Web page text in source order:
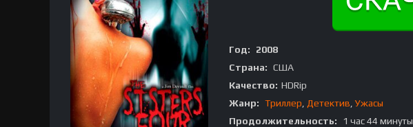
Год:
2008
Страна: США
Качество: HDRip
Жанр: Триллер Детектив Ужасы
Продолжительность:
1 час 44 минуты